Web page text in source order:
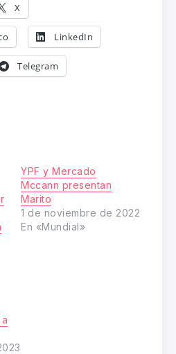
X
LinkedIn
Telegram
YPF y Mercado
Mccann presentan
Marito
1 de noviembre de 2022
En «Mundial»